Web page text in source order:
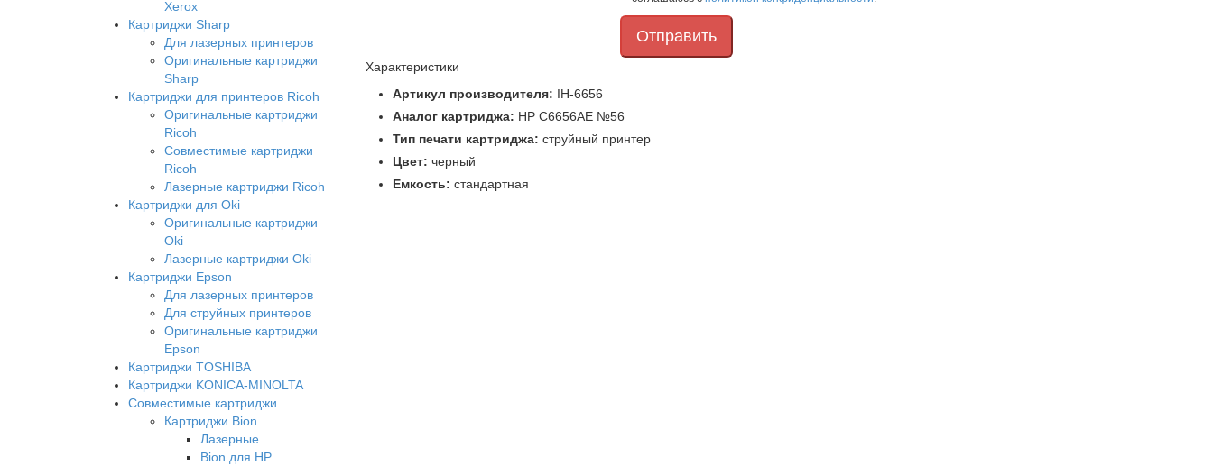
Характеристики
Артикул производителя: IH-6656
Аналог картриджа: HP C6656AE №56
Тип печати картриджа: струйный принтер
Цвет: черный
Емкость: стандартная
Xerox
Картриджи Sharp
Для лазерных принтеров
Оригинальные картриджи
Sharp
Картриджи для принтеров Ricoh
Оригинальные картриджи
Ricoh
Совместимые картриджи
Ricoh
Лазерные картриджи Ricoh
Картриджи для Oki
Оригинальные картриджи
Oki
Лазерные картриджи Oki
Картриджи Epson
Для лазерных принтеров
Для струйных принтеров
Оригинальные картриджи
Epson
Картриджи TOSHIBA
Картриджи KONICA-MINOLTA
Совместимые картриджи
Картриджи Bion
Лазерные
Bion для HP